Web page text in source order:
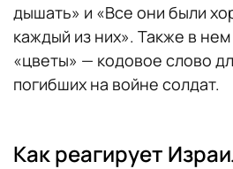
дышать» и «Все они были
каждый из них». Также в
«цветы» — кодовое слово
погибших на войне солдат.
Как реагирует